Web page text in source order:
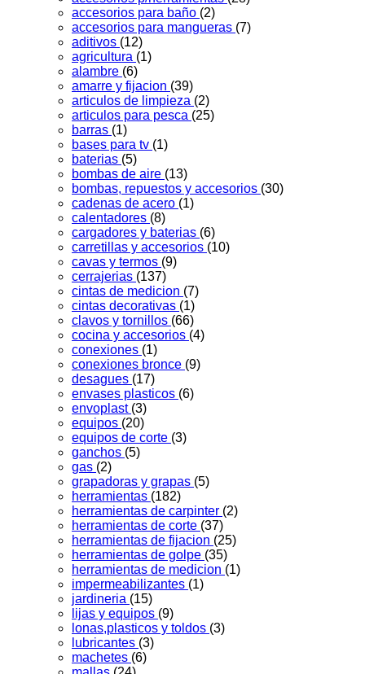
accesorios para baño (2)
accesorios para mangueras (7)
aditivos (12)
agricultura (1)
alambre (6)
amarre y fijacion (39)
articulos de limpieza (2)
articulos para pesca (25)
barras (1)
bases para tv (1)
baterias (5)
bombas de aire (13)
bombas, repuestos y accesorios (30)
cadenas de acero (1)
calentadores (8)
cargadores y baterias (6)
carretillas y accesorios (10)
cavas y termos (9)
cerrajerias (137)
cintas de medicion (7)
cintas decorativas (1)
clavos y tornillos (66)
cocina y accesorios (4)
conexiones (1)
conexiones bronce (9)
desagues (17)
envases plasticos (6)
envoplast (3)
equipos (20)
equipos de corte (3)
ganchos (5)
gas (2)
grapadoras y grapas (5)
herramientas (182)
herramientas de carpinter (2)
herramientas de corte (37)
herramientas de fijacion (25)
herramientas de golpe (35)
herramientas de medicion (1)
impermeabilizantes (1)
jardineria (15)
lijas y equipos (9)
lonas,plasticos y toldos (3)
lubricantes (3)
machetes (6)